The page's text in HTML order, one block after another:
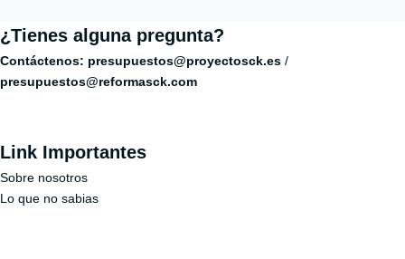
¿Tienes alguna pregunta?
Contáctenos: presupuestos@proyectosck.es /
presupuestos@reformasck.com
Link Importantes
Sobre nosotros
Lo que no sabias